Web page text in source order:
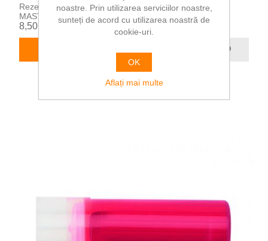
Rezerva pentru markerul de whiteboard V-BOARD
MASTER.
8,50 RON
noastre. Prin utilizarea serviciilor noastre,
sunteți de acord cu utilizarea noastră de
cookie-uri.
OK
Aflați mai multe